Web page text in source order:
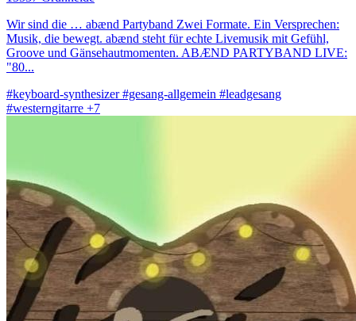
Wir sind die … abænd Partyband Zwei Formate. Ein Versprechen:
Musik, die bewegt. abænd steht für echte Livemusik mit Gefühl,
Groove und Gänsehautmomenten. ABÆND PARTYBAND LIVE:
"80...
#keyboard-synthesizer #gesang-allgemein #leadgesang
#westerngitarre +7